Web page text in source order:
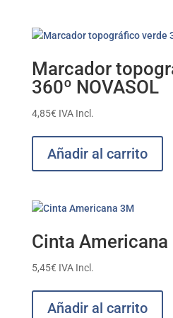
Marcador
360º NOVASOL
4,85€ IVA Incl.
Añadir al carrito
Cinta Americana
5,45€ IVA Incl.
Añadir al carrito